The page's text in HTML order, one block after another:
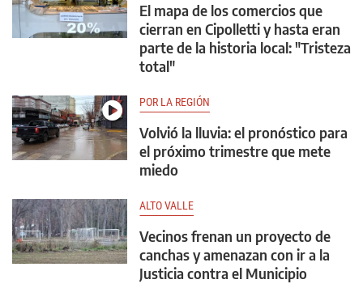
El mapa de los comercios que
cierran en Cipolletti y hasta eran
parte de la historia local: "Tristeza
total"
POR LA REGIÓN
Volvió la lluvia: el pronóstico para
el próximo trimestre que mete
miedo
ALTO VALLE
Vecinos frenan un proyecto de
canchas y amenazan con ir a la
Justicia contra el Municipio